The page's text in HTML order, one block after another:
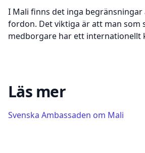
I Mali finns det inga begränsningar
fordon. Det viktiga är att man som
medborgare har ett internationellt
Läs mer
Svenska Ambassaden om Mali